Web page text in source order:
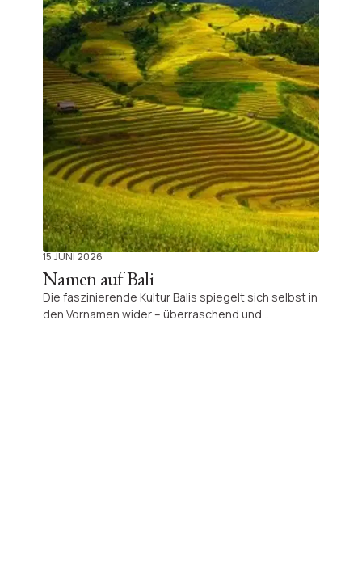
15 JUNI 2026
Namen auf Bali
Die faszinierende Kultur Balis spiegelt sich selbst in
den Vornamen wider – überraschend und